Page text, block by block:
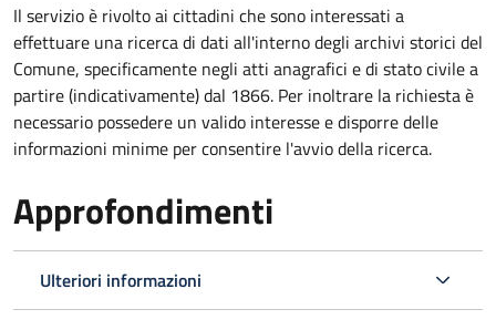
Il servizio è rivolto ai cittadini che sono interessati a
effettuare una ricerca di dati all'interno degli archivi storici del
Comune, specificamente negli atti anagrafici e di stato civile a
partire (indicativamente) dal 1866. Per inoltrare la richiesta è
necessario possedere un valido interesse e disporre delle
informazioni minime per consentire l'avvio della ricerca.
Approfondimenti
Ulteriori informazioni